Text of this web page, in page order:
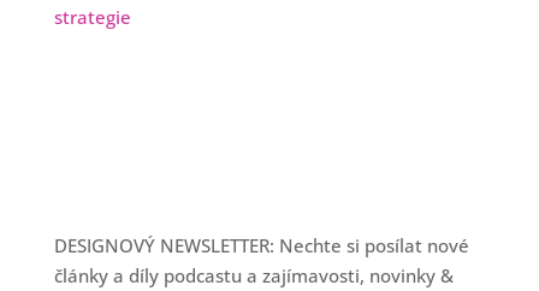
strategie
DESIGNOVÝ NEWSLETTER: Nechte si posílat nové
články a díly podcastu a zajímavosti, novinky &